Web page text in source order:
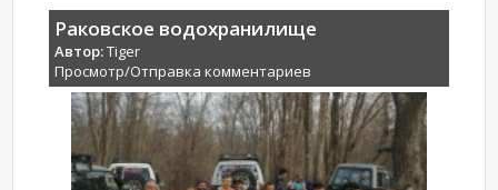
Раковское водохранилище
Автор:Tiger
Просмотр/Отправка комментариев